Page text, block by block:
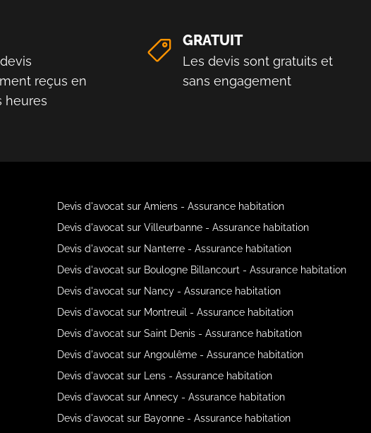
reçus en
heures
GRATUIT
Les devis sont gratuits et
sans engagement
Devis d'avocat sur Amiens - Assurance habitation
Devis d'avocat sur Villeurbanne - Assurance habitation
Devis d'avocat sur Nanterre - Assurance habitation
Devis d'avocat sur Boulogne Billancourt - Assurance habitation
Devis d'avocat sur Nancy - Assurance habitation
Devis d'avocat sur Montreuil - Assurance habitation
Devis d'avocat sur Saint Denis - Assurance habitation
Devis d'avocat sur Angoulême - Assurance habitation
Devis d'avocat sur Lens - Assurance habitation
Devis d'avocat sur Annecy - Assurance habitation
Devis d'avocat sur Bayonne - Assurance habitation